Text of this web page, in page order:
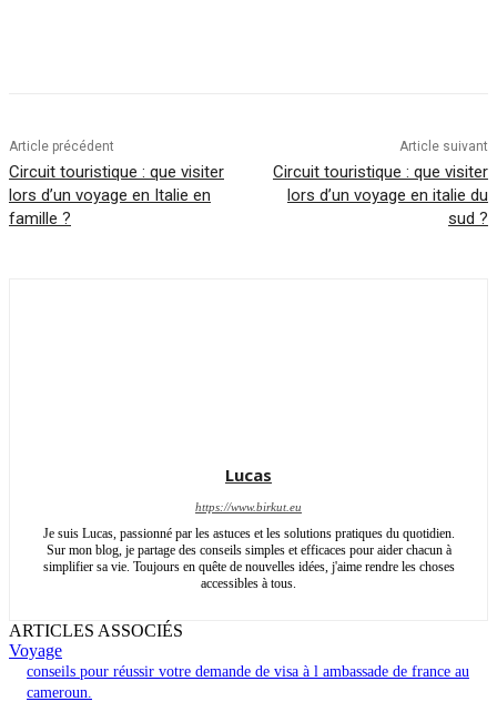
Article précédent
Circuit touristique : que visiter
lors d’un voyage en Italie en
famille ?
Article suivant
Circuit touristique : que visiter
lors d’un voyage en italie du
sud ?
Lucas
https://www.birkut.eu
Je suis Lucas, passionné par les astuces et les solutions pratiques du quotidien.
Sur mon blog, je partage des conseils simples et efficaces pour aider chacun à
simplifier sa vie. Toujours en quête de nouvelles idées, j'aime rendre les choses
accessibles à tous.
ARTICLES ASSOCIÉS
Voyage
conseils pour réussir votre demande de visa à l ambassade de france au
cameroun.